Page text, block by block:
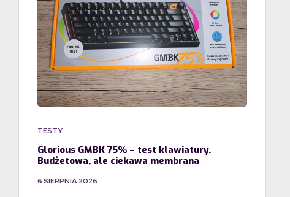
TESTY
Glorious GMBK 75% – test klawiatury.
Budżetowa, ale ciekawa membrana
6 SIERPNIA 2026